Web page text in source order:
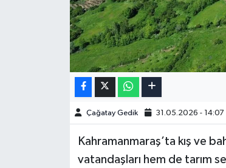
Çağatay Gedik 31.05.2026 - 14:07
Kahramanmaraş’ta kış ve
vatandaşları hem de tarım